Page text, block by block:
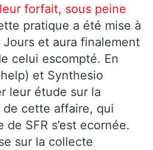
forfait, sous peine
pratique a été mise à
et aura finalement
celui escompté. En
et Synthesio
leur étude sur la
cette affaire, qui
de SFR s’est ecornée.
sur la collecte